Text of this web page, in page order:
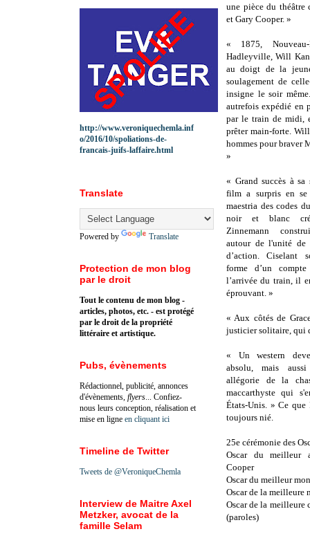
une pièce du théâtre
et Gary Cooper. »
« 1875,
Hadleyville, Will
au doigt de la
soulagement de
insigne le soir
autrefois expédié en
par le train de midi,
prêter main-forte.
hommes pour braver
»
« Grand succès à
film a surpris en se
maestria des codes
noir et blanc
Zinnemann
autour de l'unité de
d’action. Ciselant
forme d’un
l’arrivée du train, il
éprouvant. »
« Aux côtés de
justicier solitaire, qui
« Un western
absolu, mais
allégorie de la
maccarthyste qui
États-Unis. » Ce que
toujours nié.
25e cérémonie des
Oscar du meilleur
Cooper
Oscar du meilleur
Oscar de la
Oscar de la
(paroles)
http://www.veroniquechemla.inf
o/2016/10/spoliations-de-
francais-juifs-laffaire.html
Translate
Powered by Translate
Protection de mon blog
par le droit
Tout le contenu de mon blog -
articles, photos, etc. - est protégé
par le droit de la propriété
littéraire et artistique.
Pubs, évènements
Rédactionnel, publicité, annonces
d'évènements, flyers ... Confiez-
nous leurs conception, réalisation et
mise en ligne en cliquant ici
Timeline de Twitter
Tweets de @VeroniqueChemla
Interview de Maitre Axel
Metzker, avocat de la
famille Selam